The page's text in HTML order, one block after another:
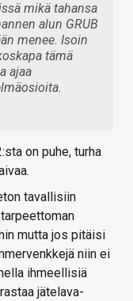
mikä tahansa
alun GRUB
menee. Isoin
tämä
ajaa
on puhe, turha
tavallisiin
mutta jos pitäisi
niin ei
ihmeellisiä
jätelava-